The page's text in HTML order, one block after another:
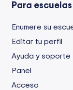
Para escuelas
Enumere su
Editar tu perfil
Ayuda y soporte
Panel
Acceso